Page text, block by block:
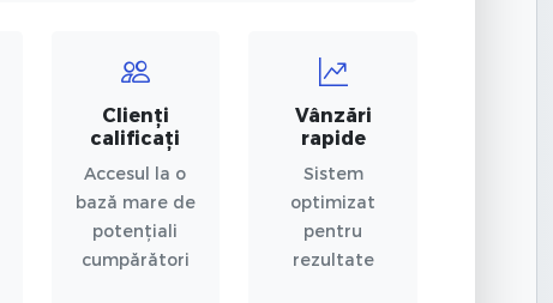
Clienți
calificați
Accesul la o
bază mare de
potențiali
cumpărători
Vânzări
rapide
Sistem
optimizat
pentru
rezultate